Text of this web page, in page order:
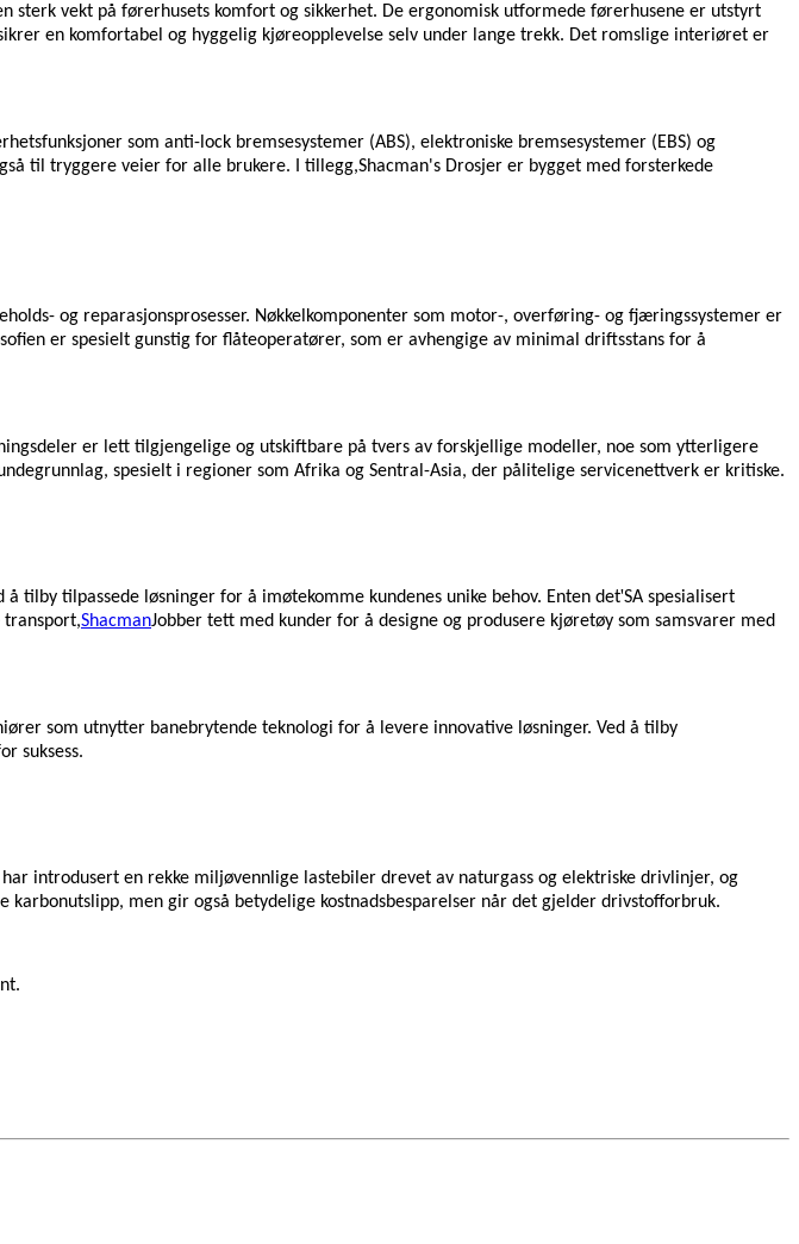
vekt på førerhusets komfort og sikkerhet. De ergonomisk utformede førerhusene er utstyrt
en komfortabel og hyggelig kjøreopplevelse selv under lange trekk. Det romslige interiøret er
som anti-lock bremsesystemer (ABS), elektroniske bremsesystemer (EBS) og
til tryggere veier for alle brukere. I tillegg,Shacman's Drosjer er bygget med forsterkede
og reparasjonsprosesser. Nøkkelkomponenter som motor-, overføring- og fjæringssystemer er
er spesielt gunstig for flåteoperatører, som er avhengige av minimal driftsstans for å
er lett tilgjengelige og utskiftbare på tvers av forskjellige modeller, noe som ytterligere
spesielt i regioner som Afrika og Sentral-Asia, der pålitelige servicenettverk er kritiske.
tilby tilpassede løsninger for å imøtekomme kundenes unike behov. Enten det'SA spesialisert
ShacmanJobber tett med kunder for å designe og produsere kjøretøy som samsvarer med
som utnytter banebrytende teknologi for å levere innovative løsninger. Ved å tilby
suksess.
introdusert en rekke miljøvennlige lastebiler drevet av naturgass og elektriske drivlinjer, og
men gir også betydelige kostnadsbesparelser når det gjelder drivstofforbruk.
t.